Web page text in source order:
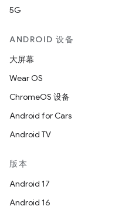
5G
ANDROID 设备
大屏幕
Wear OS
ChromeOS 设备
Android for Cars
Android TV
版本
Android 17
Android 16